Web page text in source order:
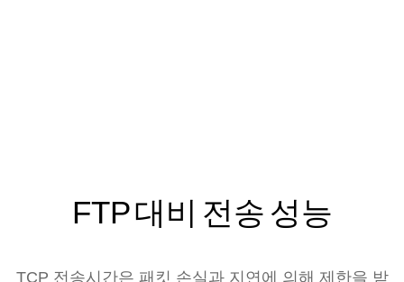
FTP 대비 전송 성능
TCP 전송시간은 패킷 손실과 지연에 의해 제한을 받